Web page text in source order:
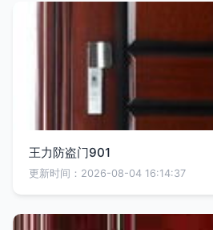
王力防盗门901
更新时间：2026-08-04 16:14:37